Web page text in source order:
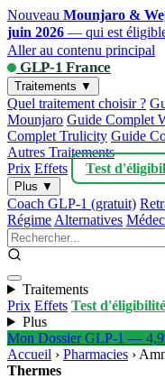
Nouveau Mounjaro &
juin 2026 — qui est
Aller au contenu principal
GLP-1 France
Traitements ▼
Quel traitement choisir ?
Mounjaro Guide Complet
Complet Trulicity Guide
Autres Traitements
Prix Effets Test
Plus ▼
Coach GLP-1 (gratuit)
Régime Alternatives
Traitements
Prix Effets Test
Plus
Mon Dossier GLP-1 —
Accueil › Pharmacies ›
Thermes